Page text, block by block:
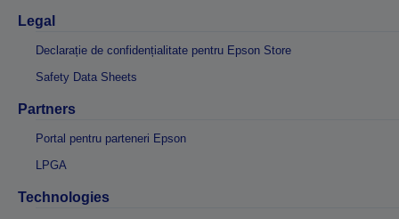
Legal
Declarație de confidențialitate pentru Epson Store
Safety Data Sheets
Partners
Portal pentru parteneri Epson
LPGA
Technologies